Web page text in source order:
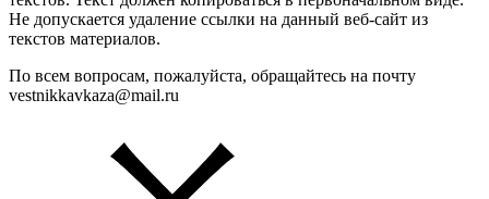
Не допускается удаление ссылки на данный веб-сайт из
текстов материалов.
По всем вопросам, пожалуйста, обращайтесь на почту
vestnikkavkaza@mail.ru